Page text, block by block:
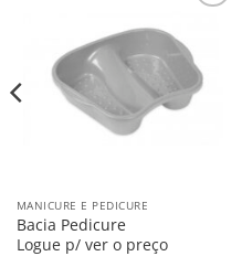
Lista
MANICURE E PEDICURE
Bacia Pedicure
Logue p/ ver o preço